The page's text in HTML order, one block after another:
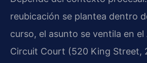
reubicación se plantea dentro
curso, el asunto se ventila en el
Circuit Court (520 King Street,